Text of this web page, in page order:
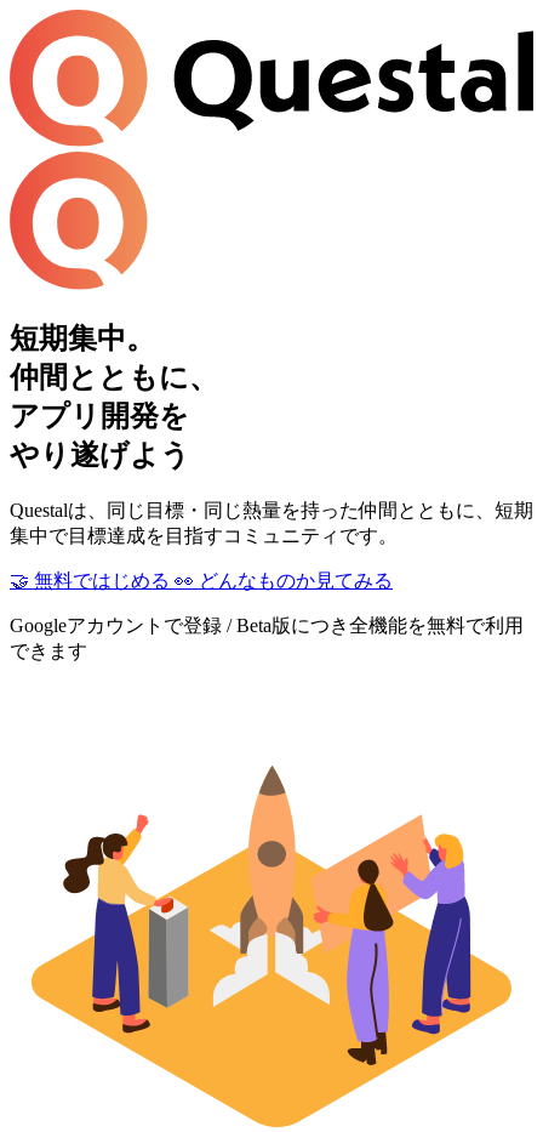
短期集中。
仲間とともに、
アプリ開発を
やり遂げよう
Questalは、同じ目標・同じ熱量を持った仲間とともに、短期
集中で目標達成を目指すコミュニティです。
🤝 無料ではじめる 👀 どんなものか見てみる
Googleアカウントで登録 / Beta版につき全機能を無料で利用
できます